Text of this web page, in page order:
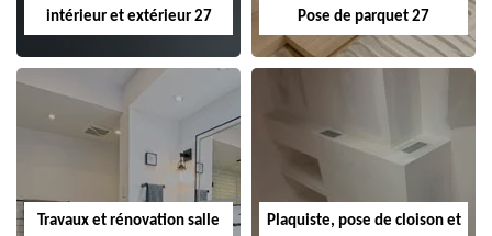
intérieur et extérieur 27
Pose de parquet 27
Travaux et rénovation salle
Plaquiste, pose de cloison et